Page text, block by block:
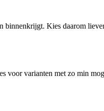
binnenkrijgt. Kies daarom
voor varianten met zo min